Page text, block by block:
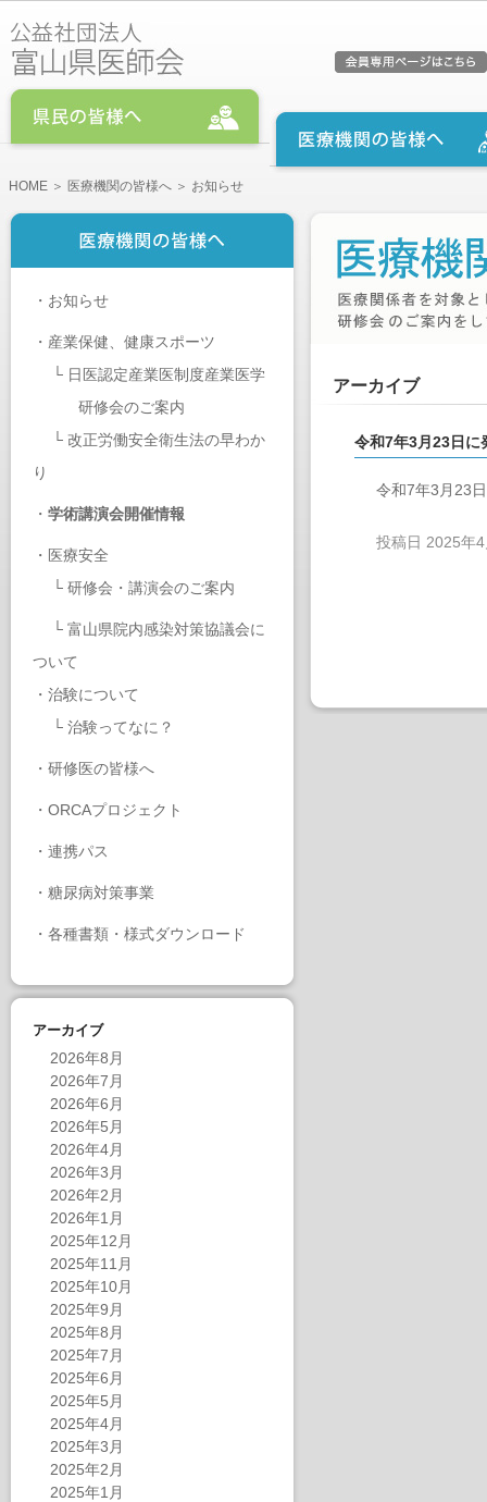
HOME ＞ 医療機関の皆様へ ＞ お知らせ
・ お知らせ
・ 産業保健、健康スポーツ
└ 日医認定産業医制度産業医学
研修会のご案内
└ 改正労働安全衛生法の早わか
り
・ 学術講演会開催情報
・ 医療安全
└ 研修会・講演会のご案内
└ 富山県院内感染対策協議会に
ついて
・ 治験について
└ 治験ってなに？
・ 研修医の皆様へ
・ ORCAプロジェクト
・ 連携パス
・ 糖尿病対策事業
・ 各種書類・様式ダウンロード
アーカイブ
2026年8月
2026年7月
2026年6月
2026年5月
2026年4月
2026年3月
2026年2月
2026年1月
2025年12月
2025年11月
2025年10月
2025年9月
2025年8月
2025年7月
2025年6月
2025年5月
2025年4月
2025年3月
2025年2月
2025年1月
アーカイブ
令和7年3月23日に
令和7年3月23
投稿日 2025年